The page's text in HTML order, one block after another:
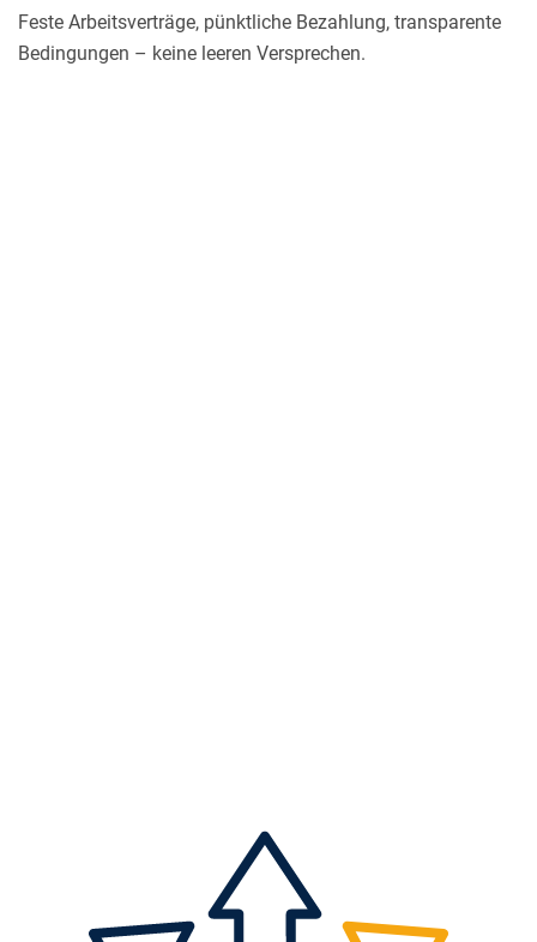
Feste Arbeitsverträge, pünktliche Bezahlung, transparente
Bedingungen – keine leeren Versprechen.